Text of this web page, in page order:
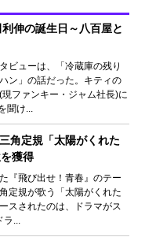
伸の誕生日～八百屋と
ビューは、「冷蔵庫の残り
ン」の話だった。キティの
ファンキー・ジャム社長)に
聞け...
角定規「太陽がくれた
獲得
『飛び出せ！青春』のテー
定規が歌う「太陽がくれた
スされたのは、ドラマがス
ラ...